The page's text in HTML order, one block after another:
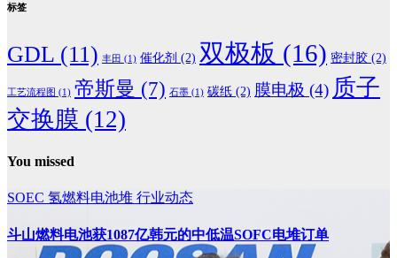
标签
GDL (11) 丰田 (1) 催化剂 (2) 双极板 (16) 密封胶 (2)
工艺流程图 (1) 帝斯曼 (7) 石墨 (1) 碳纸 (2) 膜电极 (4) 质子
交换膜 (12)
You missed
SOEC 氢燃料电池堆 行业动态
斗山燃料电池获1087亿韩元的中低温SOFC电堆订单